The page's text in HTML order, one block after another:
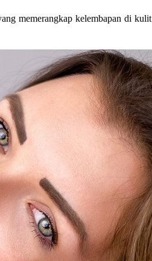
memerangkap kelembapan di kulit